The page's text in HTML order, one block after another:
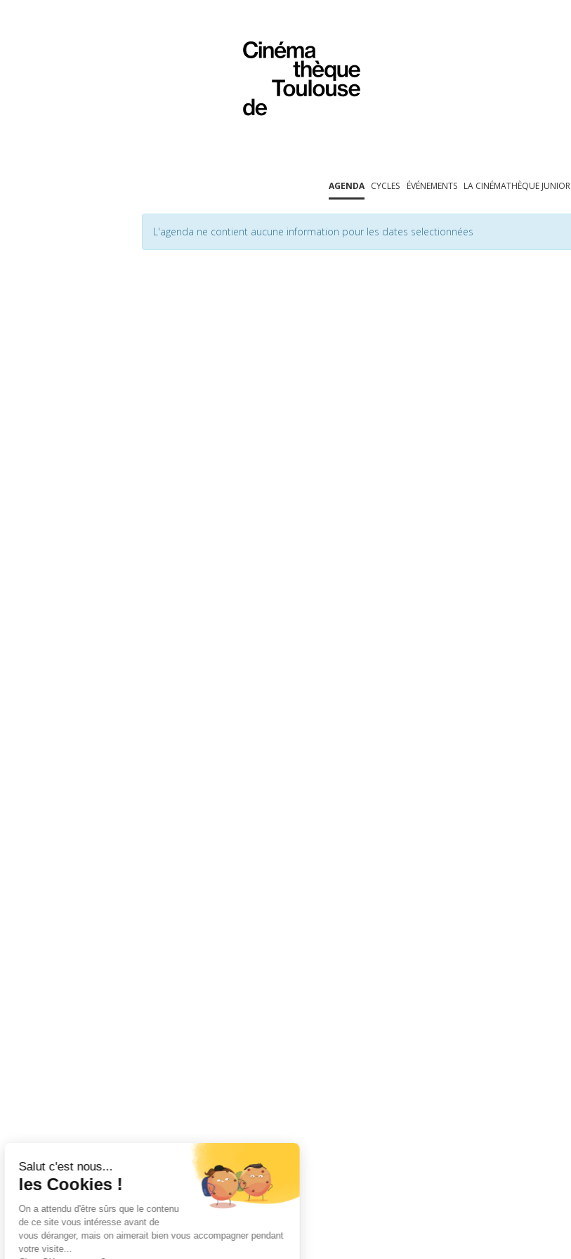
AGENDA CYCLES ÉVÉNEMENTS LA CINÉMATHÈQUE JUNIOR
L'agenda ne contient aucune information pour les dates selectionnées